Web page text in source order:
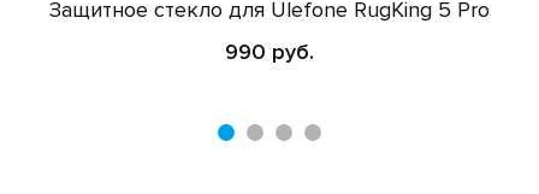
Защитное стекло для Ulefone RugKing 5 Pro
990 руб.